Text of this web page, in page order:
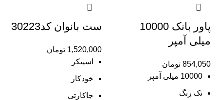
پاور بانک 10000
میلی آمپر
854,050 تومان
10000 میلی آمپر
تک رنگ
ست بانوان کد30223
1,520,000 تومان
اسپیکر
خودکار
جاکارتی